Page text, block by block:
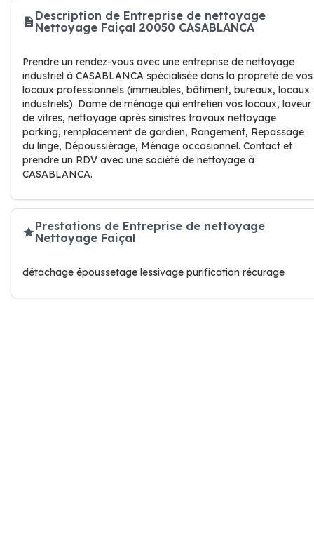
Description de Entreprise de nettoyage
Nettoyage Faiçal 20050 CASABLANCA
Prendre un rendez-vous avec une entreprise de nettoyage
industriel à CASABLANCA spécialisée dans la propreté de vos
locaux professionnels (immeubles, bâtiment, bureaux, locaux
industriels). Dame de ménage qui entretien vos locaux, laveur
de vitres, nettoyage après sinistres travaux nettoyage
parking, remplacement de gardien, Rangement, Repassage
du linge, Dépoussiérage, Ménage occasionnel. Contact et
prendre un RDV avec une société de nettoyage à
CASABLANCA.
Prestations de Entreprise de nettoyage
Nettoyage Faiçal
détachage époussetage lessivage purification récurage